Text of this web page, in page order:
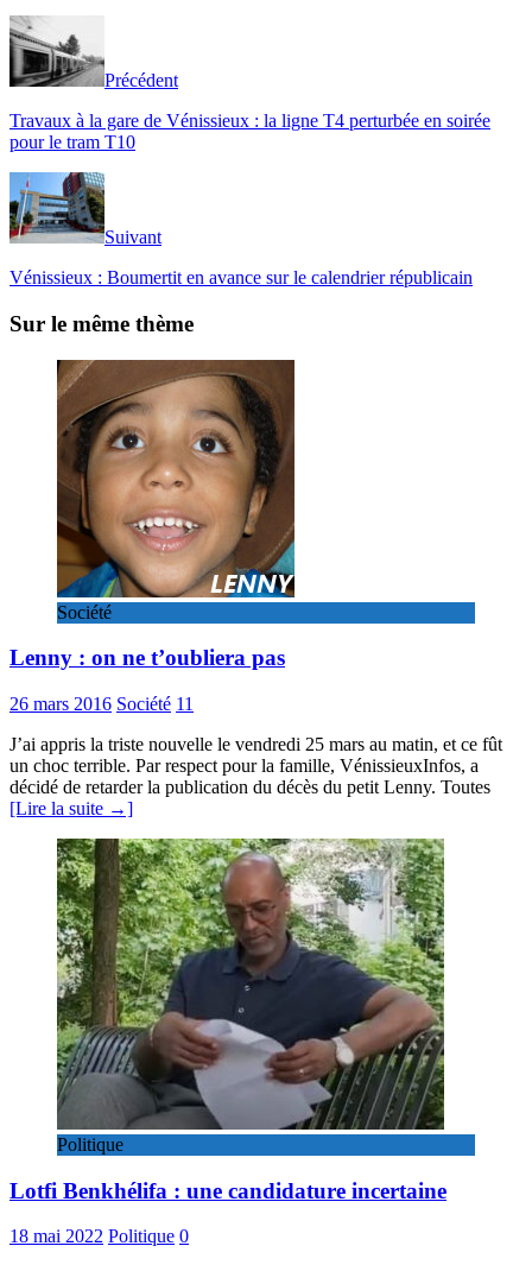
Précédent
Travaux à la gare de Vénissieux : la ligne T4 perturbée en soirée
pour le tram T10
Suivant
Vénissieux : Boumertit en avance sur le calendrier républicain
Sur le même thème
Société
Lenny : on ne t’oubliera pas
26 mars 2016 Société 11
J’ai appris la triste nouvelle le vendredi 25 mars au matin, et ce fût
un choc terrible. Par respect pour la famille, VénissieuxInfos, a
décidé de retarder la publication du décès du petit Lenny. Toutes
[Lire la suite →]
Politique
Lotfi Benkhélifa : une candidature incertaine
18 mai 2022 Politique 0